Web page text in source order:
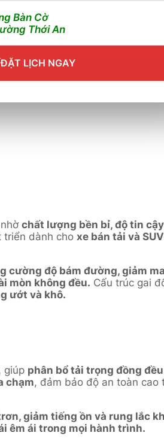
, được thiết kế đặc biệt cho
linh hoạt và mạnh mẽ cả
chất lượng bền bỉ, độ tin
triển dành cho xe bán tải và
cường độ bám đường, giảm
mòn không đều. Cấu trúc gai
ướt và khô.
, giúp phân bổ tải trọng đồng
chạm, đảm bảo độ an toàn cao
giảm tiếng ồn và rung lắc
êm ái trong mọi hành trình.
Bàn Cờ
Thới An
ĐẶT LỊCH NGAY